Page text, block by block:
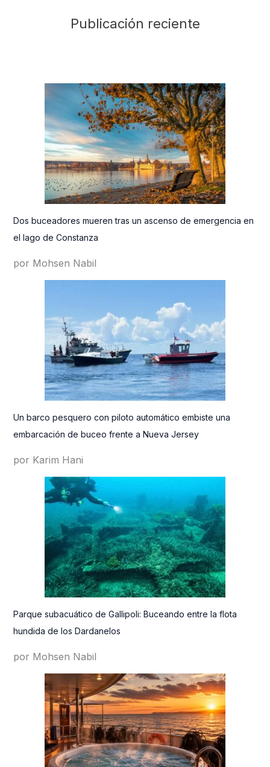
Publicación reciente
Dos buceadores mueren tras un ascenso de emergencia en
el lago de Constanza
por Mohsen Nabil
Un barco pesquero con piloto automático embiste una
embarcación de buceo frente a Nueva Jersey
por Karim Hani
Parque subacuático de Gallipoli: Buceando entre la flota
hundida de los Dardanelos
por Mohsen Nabil